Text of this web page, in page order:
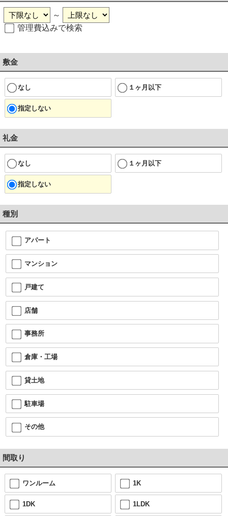
～
管理費込みで検索
敷金
なし １ヶ月以下
指定しない
礼金
なし １ヶ月以下
指定しない
種別
アパート
マンション
戸建て
店舗
事務所
倉庫・工場
貸土地
駐車場
その他
間取り
ワンルーム 1K
1DK 1LDK